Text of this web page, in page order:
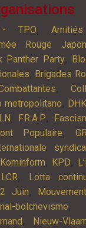
- TPO,
Rouge
Panther Party,
, Brigades
,
metropolitano,
, F.R.A.P,
Populaire,
Kominform, KPD,
LCR, Lotta
Juin,
bolchevisme,
, Nieuw-